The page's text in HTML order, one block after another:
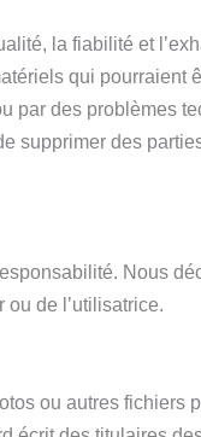
la fiabilité et
qui pourraient
des problèmes
des
Nous
de l’utilisatrice.
ou autres